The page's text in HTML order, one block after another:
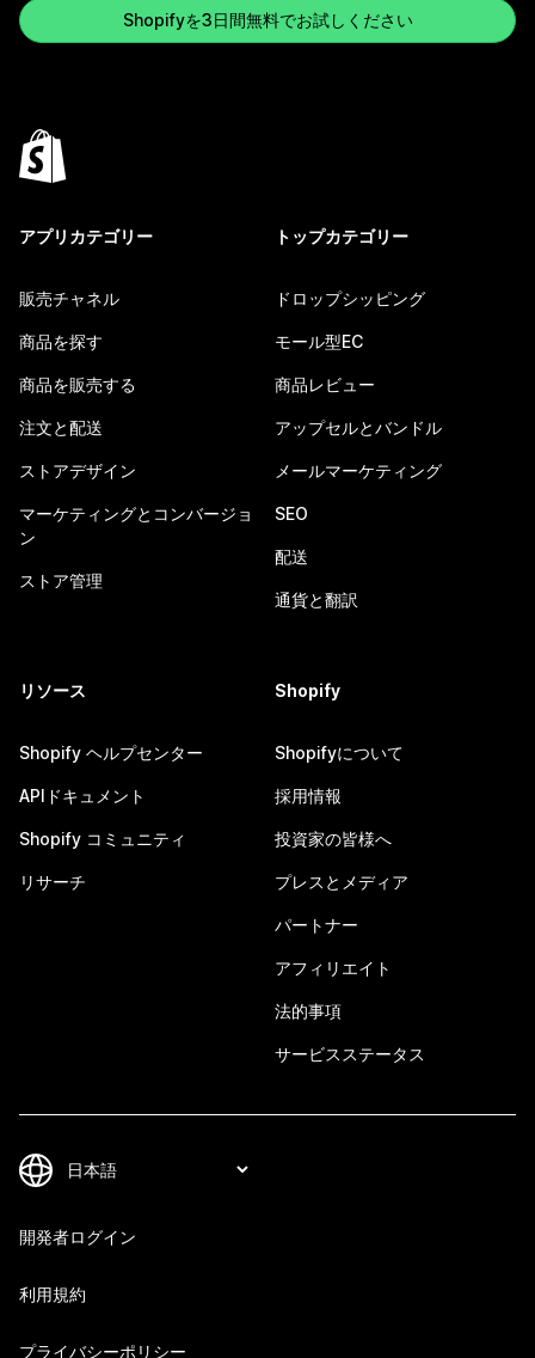
Shopifyを3日間無料でお試しください
アプリカテゴリー
販売チャネル
商品を探す
商品を販売する
注文と配送
ストアデザイン
マーケティングとコンバージョ
ン
ストア管理
トップカテゴリー
ドロップシッピング
モール型EC
商品レビュー
アップセルとバンドル
メールマーケティング
SEO
配送
通貨と翻訳
リソース
Shopify ヘルプセンター
APIドキュメント
Shopify コミュニティ
リサーチ
Shopify
Shopifyについて
採用情報
投資家の皆様へ
プレスとメディア
パートナー
アフィリエイト
法的事項
サービスステータス
開発者ログイン
利用規約
プライバシーポリシー